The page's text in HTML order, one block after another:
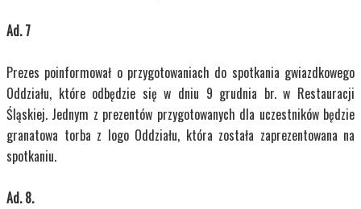
Ad. 7
Prezes poinformował o przygotowaniach do spotkania gwiazdkowego
Oddziału, które odbędzie się w dniu 9 grudnia br. w Restauracji
Śląskiej. Jednym z prezentów przygotowanych dla uczestników będzie
granatowa torba z logo Oddziału, która została zaprezentowana na
spotkaniu.
Ad. 8.